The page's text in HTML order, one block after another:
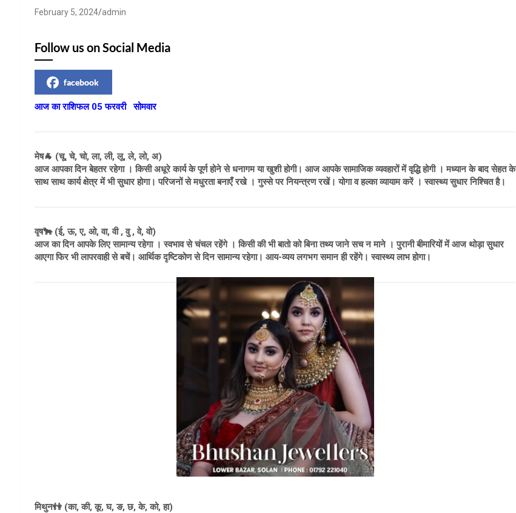
February 5, 2024 admin
Follow us on Social Media
facebook
आज का राशिफल 05 फरवरी सोमवार
मेष🐐 (चू, चे, चो, ला, ली, लू, ले, लो, अ)
आज आपका दिन बेहतर रहेगा । किसी अधूरे कार्य के पूर्ण होने से धनागम या खुशी होगी। आज आपके सामाजिक व्यवहारों में वृद्धि होगी । मध्यान के बाद सेहत के
साथ साथ कार्य क्षेत्र में भी सुधार होगा। परिजनों से मधुरता बनाएँ रखे । गुस्से पर नियन्त्रण रखें। योगा व हल्का व्यायाम करें । स्वास्थ्य सुधार निश्चित है।
वृष🐂 (ई, ऊ, ए, ओ, वा, वी , वु , वे, वो)
आज का दिन आपके लिए सामान्य रहेगा । स्वभाव से चंचल रहेंगे । किसी की भी बातो को बिना तथ्य जाने सच न माने । पुरानी बीमारियों में आज थोड़ा सुधार
आएगा फिर भी लापरवाही से बचें। आर्थिक दृष्टिकोण से दिन सामान्य रहेगा। आय-व्यय लगभग समान ही रहेंगे। स्वास्थ्य लाभ होगा।
मिथुन👫 (का, की, कू, घ, ङ, छ, के, को, हा)